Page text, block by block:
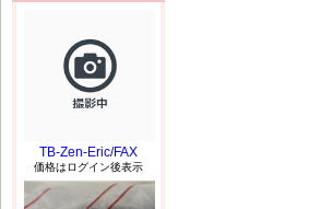
TB-Zen-Eric/FAX
価格はログイン後表示